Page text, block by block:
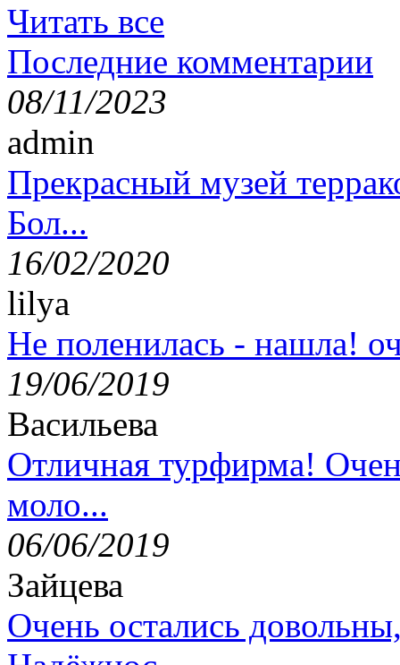
Читать все
Последние комментарии
08/11/2023
admin
Прекрасный музей
Бол...
16/02/2020
lilya
Не поленилась - нашла!
19/06/2019
Васильева
Отличная турфирма!
моло...
06/06/2019
Зайцева
Очень остались